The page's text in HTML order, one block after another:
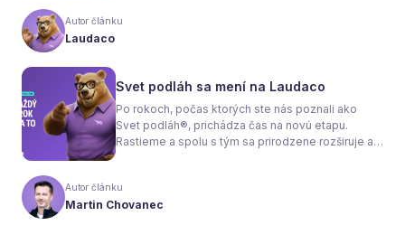
nielen na pocit tepla v miestnosti, ale aj na
spotrebu energie a celkové fungovanie kúrenia.
Autor článku
Laudaco
Svet podláh sa mení na Laudaco
Po rokoch, počas ktorých ste nás poznali ako
Svet podláh®, prichádza čas na novú etapu.
Rastieme a spolu s tým sa prirodzene rozširuje aj
vizuálnou identitou. Naším cieľom je, aby každý
váš krok stál za to.
Autor článku
Martin Chovanec